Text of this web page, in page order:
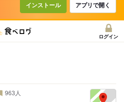
インストール アプリで開く
ログイン
963 人